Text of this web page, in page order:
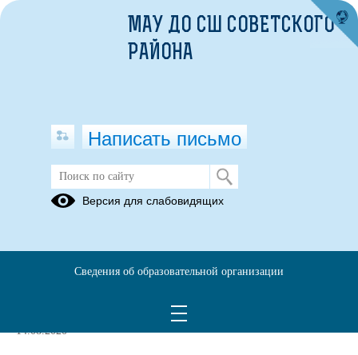
Номер лицензии
14.08.2020
МАУ ДО СШ СОВЕТСКОГО
РАЙОНА
Написать письмо
Версия для слабовидящих
Сведения об образовательной организации